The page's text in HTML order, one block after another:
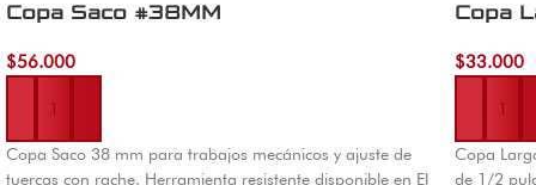
Copa Saco #38MM
$56.000
Añadir al carrito
Copa Saco 38 mm para trabajos mecánicos y ajuste de
tuercas con rache. Herramienta resistente disponible en El
Copa
$33.000
Añadir al
Copa
de 1/2